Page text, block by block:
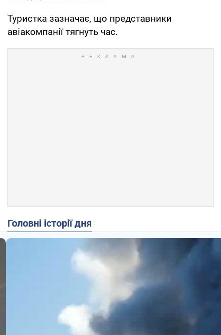
Туристка зазначає, що представники
авіакомпанії тягнуть час.
Головні історії дня